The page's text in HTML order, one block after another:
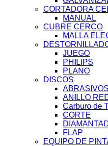
CORTADORA
MANUAL
CUBRE CERCO
MALLA
JUEGO
PHILIPS
PLANO
DISCOS
ABRASIVOS
ANILLO
Carburo de
CORTE
FLAP
EQUIPO DE